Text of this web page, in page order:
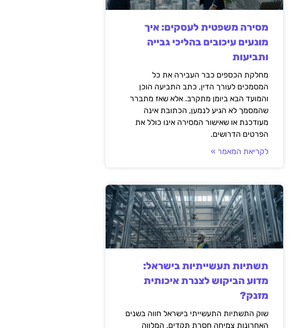
מסירה משפטית לעסקים: איך
מונעים עיכובים בהליכי גבייה
ותביעות
מחלקת הכספים כבר העבירה את כל
המסמכים לעורך הדין, כתב התביעה הוכן
והמועד הבא ביומן מתקרב. אלא שאז מתברר
שהמסמך לא הגיע לנמען, הכתובת אינה
מעודכנת או שאישור המסירה אינו כולל את
הפרטים הדרושים.
לקריאת המאמר »
תשתיות תעשייתיות בישראל:
מדוע הביקוש לצנרת איכותית
מזנק?
שוק התשתיות התעשייתי בישראל חווה בשנים
האחרונות צמיחה חסרת תקדים, המלווה